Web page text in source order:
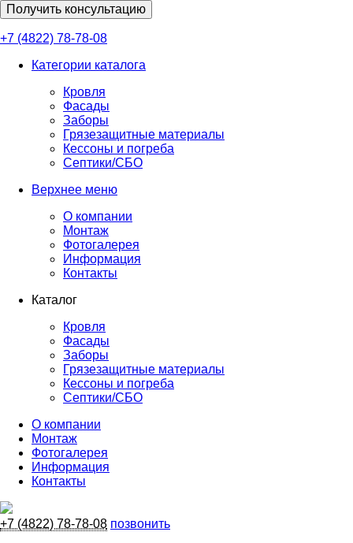
Получить консультацию
+7 (4822) 78-78-08
Категории каталога
Кровля
Фасады
Заборы
Грязезащитные материалы
Кессоны и погреба
Септики/СБО
Верхнее меню
О компании
Монтаж
Фотогалерея
Информация
Контакты
Каталог
Кровля
Фасады
Заборы
Грязезащитные материалы
Кессоны и погреба
Септики/СБО
О компании
Монтаж
Фотогалерея
Информация
Контакты
+7 (4822) 78-78-08 позвонить